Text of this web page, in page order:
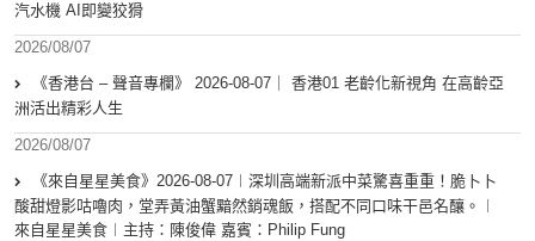
汽水機 AI即變狡猾
2026/08/07
《香港台 – 聲音專欄》 2026-08-07｜ 香港01 老齡化新視角 在高齡亞
洲活出精彩人生
2026/08/07
《來自星星美食》2026-08-07︱深圳高端新派中菜驚喜重重！脆卜卜
酸甜燈影咕嚕肉，堂弄黃油蟹黯然銷魂飯，搭配不同口味干邑名釀。︱
來自星星美食︱主持：陳俊偉 嘉賓：Philip Fung